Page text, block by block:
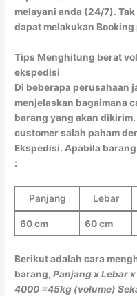
melayani anda (24/7).
dapat melakukan Booking
Tips Menghitung berat
ekspedisi
Di beberapa perusahaan
menjelaskan bagaimana
barang yang akan
customer salah paham
Ekspedisi. Apabila
:
Panjang Lebar
60 cm 60 cm
Berikut adalah cara
barang,Panjang x Lebar
4000 =45kg (volume)